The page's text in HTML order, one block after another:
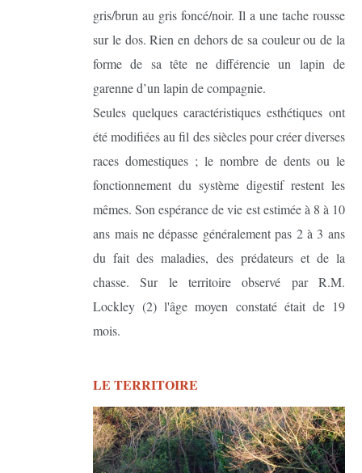
gris/brun au gris foncé/noir. Il a une tache rousse
sur le dos. Rien en dehors de sa couleur ou de la
forme de sa tête ne différencie un lapin de
garenne d’un lapin de compagnie.
Seules quelques caractéristiques esthétiques ont
été modifiées au fil des siècles pour créer diverses
races domestiques ; le nombre de dents ou le
fonctionnement du système digestif restent les
mêmes. Son espérance de vie est estimée à 8 à 10
ans mais ne dépasse généralement pas 2 à 3 ans
du fait des maladies, des prédateurs et de la
chasse. Sur le territoire observé par R.M.
Lockley (2) l'âge moyen constaté était de 19
mois.
LE TERRITOIRE